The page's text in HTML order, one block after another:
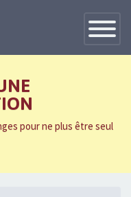
Toggle
pour ne plus être seul